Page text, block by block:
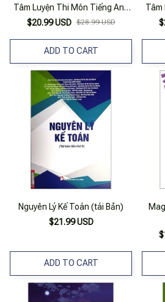
Tâm Luyện Thi Môn Tiếng Anh
Vào Lớp 10 - Bản Màu Có Lò Xo
$20.99 USD $28.99 USD
ADD TO CART
Tâm
Vào
Nguyên Lý Kế Toán (tái Bản)
$21.99 USD
ADD TO CART